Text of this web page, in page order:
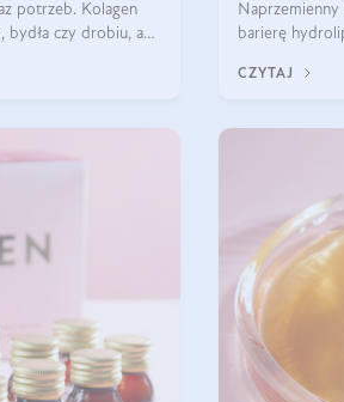
potrzeb. Kolagen
bydła czy drobiu, a
stawów — kolagen
barierę
CZYTAJ